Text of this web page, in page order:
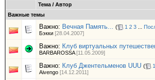
Тема / Автор
Важные темы
Важно: Вечная Память... ( 1 2 3
Бэкки [28.04.2007]
Важно: Клуб виртуальных
BARBAROSSA [11.05.2009]
Важно: Клуб Джентельменов UUU ( 1
Aivengo [14.12.2011]